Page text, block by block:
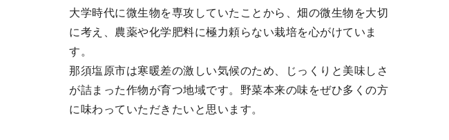
大学時代に微生物を専攻していたことから、畑の微生物を大切
に考え、農薬や化学肥料に極力頼らない栽培を心がけていま
す。
那須塩原市は寒暖差の激しい気候のため、じっくりと美味しさ
が詰まった作物が育つ地域です。野菜本来の味をぜひ多くの方
に味わっていただきたいと思います。